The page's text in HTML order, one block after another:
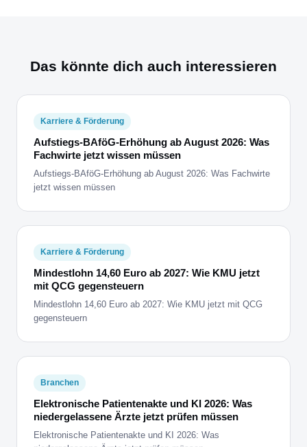
Das könnte dich auch interessieren
Karriere & Förderung
Aufstiegs-BAföG-Erhöhung ab August 2026: Was
Fachwirte jetzt wissen müssen
Aufstiegs-BAföG-Erhöhung ab August 2026: Was Fachwirte
jetzt wissen müssen
Karriere & Förderung
Mindestlohn 14,60 Euro ab 2027: Wie KMU jetzt
mit QCG gegensteuern
Mindestlohn 14,60 Euro ab 2027: Wie KMU jetzt mit QCG
gegensteuern
Branchen
Elektronische Patientenakte und KI 2026: Was
niedergelassene Ärzte jetzt prüfen müssen
Elektronische Patientenakte und KI 2026: Was